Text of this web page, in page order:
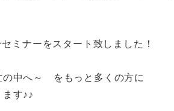
ミナーをスタート致しました！
中へ～ をもっと多くの方に
す♪♪